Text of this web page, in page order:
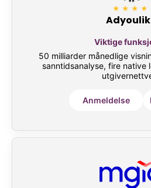
★★★★
Viktige
50 milliarder månedlige
sanntidsanalyse, fire native
Anmeldelse